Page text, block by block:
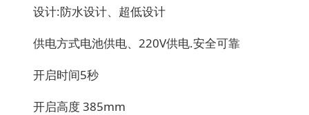
设计:防水设计、超低设计
供电方式电池供电、220V供电.安全可靠
开启时间5秒
开启高度 385mm